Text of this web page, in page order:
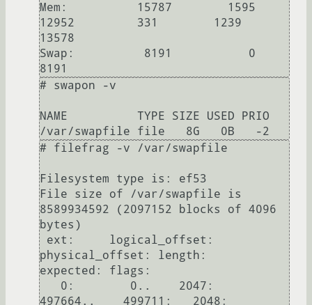
Mem:          15787        1595
12952         331        1239
13578
Swap:          8191           0
# swapon -v
NAME          TYPE SIZE USED PRIO
# filefrag -v /var/swapfile
Filesystem type is: ef53
File size of /var/swapfile is
8589934592 (2097152 blocks of 4096
bytes)
physical_offset: length:
expected: flags:
497664..    499711:   2048: